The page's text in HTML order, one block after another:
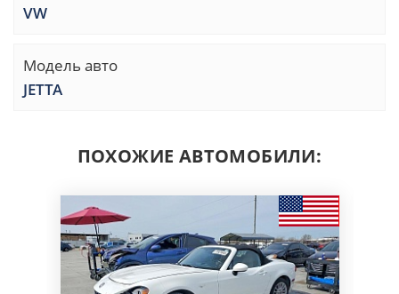
VW
Модель авто
JETTA
ПОХОЖИЕ АВТОМОБИЛИ: